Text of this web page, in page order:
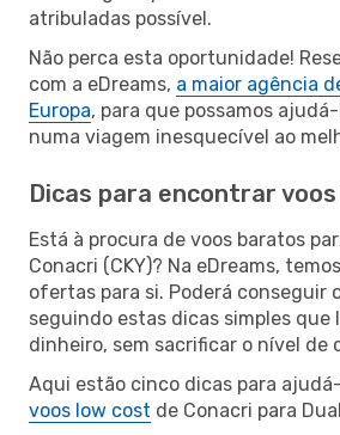
atribuladas possível.
Não perca esta oportunidade!
com a eDreams, a maior agência
Europa, para que possamos
numa viagem inesquecível ao
Dicas para encontrar
Está à procura de voos baratos
Conacri (CKY)? Na eDreams,
ofertas para si. Poderá conseguir
seguindo estas dicas simples que
dinheiro, sem sacrificar o nível de
Aqui estão cinco dicas para
voos low cost de Conacri para